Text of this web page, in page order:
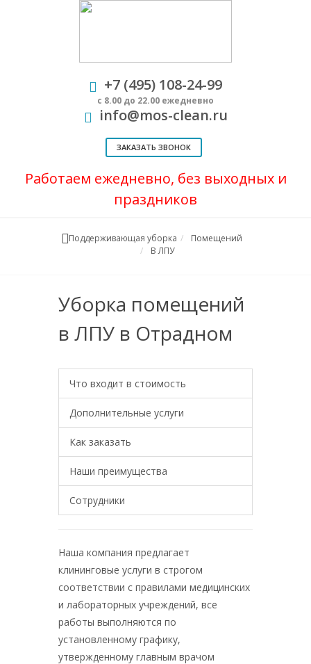
+7 (495) 108-24-99
с 8.00 до 22.00 ежедневно
info@mos-clean.ru
ЗАКАЗАТЬ ЗВОНОК
Работаем ежедневно, без выходных и
праздников
Поддерживающая уборка
Помещений
В ЛПУ
Уборка помещений
в ЛПУ в Отрадном
Что входит в стоимость
Дополнительные услуги
Как заказать
Наши преимущества
Сотрудники
Наша компания предлагает
клининговые услуги в строгом
соответствии с правилами медицинских
и лабораторных учреждений, все
работы выполняются по
установленному графику,
утвержденному главным врачом